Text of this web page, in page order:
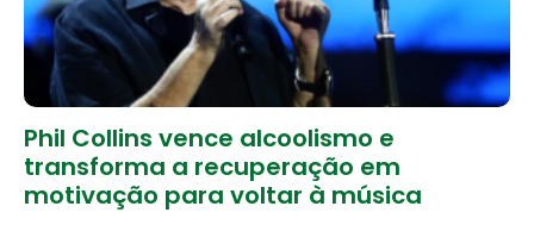
Phil Collins vence alcoolismo e
transforma a recuperação em
motivação para voltar à música